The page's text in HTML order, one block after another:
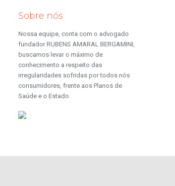
Sobre nós
Nossa equipe, conta com o advogado
fundador RUBENS AMARAL BERGAMINI,
buscamos levar o máximo de
conhecimento a respeito das
irregularidades sofridas por todos nós
consumidores, frente aos Planos de
Saúde e o Estado.